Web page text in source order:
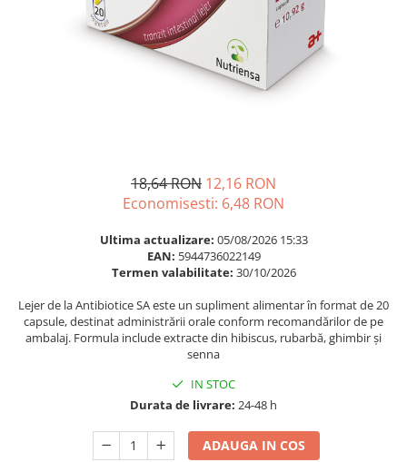
Slabire si control greutate
Supliment Complexe
Supliment Fier
Supliment Magneziu
Supliment Vitamina E
Balsam masca si tratament
Produse cu SPF Pentru Fata
18,64 RON 12,16 RON
Economisesti: 6,48 RON
Ultima actualizare: 05/08/2026 15:33
EAN: 5944736022149
Termen valabilitate: 30/10/2026
Lejer de la Antibiotice SA este un supliment alimentar în format de 20
capsule, destinat administrării orale conform recomandărilor de pe
ambalaj. Formula include extracte din hibiscus, rubarbă, ghimbir și
senna
IN STOC
Durata de livrare: 24-48 h
ADAUGA IN COS